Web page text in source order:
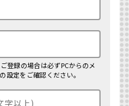
登録の場合は必ずPCからのメ
設定をご確認ください。